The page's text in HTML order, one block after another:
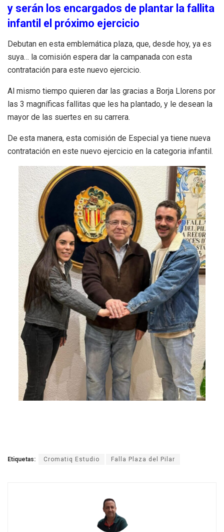
y serán los encargados de plantar la fallita
infantil el próximo ejercicio
Debutan en esta emblemática plaza, que, desde hoy, ya es
suya… la comisión espera dar la campanada con esta
contratación para este nuevo ejercicio.
Al mismo tiempo quieren dar las gracias a Borja Llorens por
las 3 magníficas fallitas que les ha plantado, y le desean la
mayor de las suertes en su carrera.
De esta manera, esta comisión de Especial ya tiene nueva
contratación en este nuevo ejercicio en la categoria infantil.
Etiquetas: Cromatiq Estudio Falla Plaza del Pilar